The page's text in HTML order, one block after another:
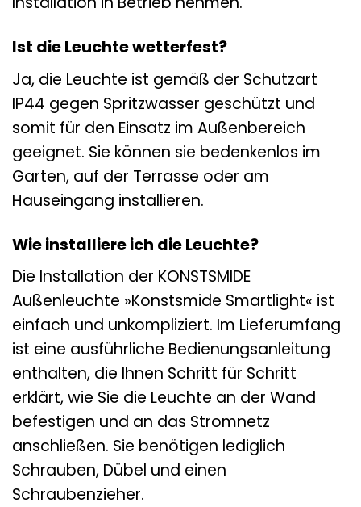
Ist die Leuchte wetterfest?
Ja, die Leuchte ist gemäß der Schutzart
IP44 gegen Spritzwasser geschützt und
somit für den Einsatz im Außenbereich
geeignet. Sie können sie bedenkenlos im
Garten, auf der Terrasse oder am
Hauseingang installieren.
Wie installiere ich die Leuchte?
Die Installation der KONSTSMIDE
Außenleuchte »Konstsmide Smartlight« ist
einfach und unkompliziert. Im Lieferumfang
ist eine ausführliche Bedienungsanleitung
enthalten, die Ihnen Schritt für Schritt
erklärt, wie Sie die Leuchte an der Wand
befestigen und an das Stromnetz
anschließen. Sie benötigen lediglich
Schrauben, Dübel und einen
Schraubenzieher.